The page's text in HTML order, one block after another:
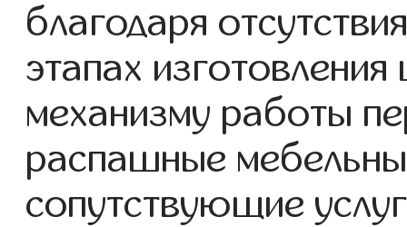
благодаря
этапах
механизму работы
распашные
сопутствующие